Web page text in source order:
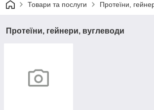
Товари та послуги Протеїни,
Протеїни, гейнери, вуглеводи